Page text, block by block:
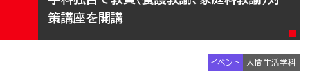
策講座を開講
イベント 人間生活学科